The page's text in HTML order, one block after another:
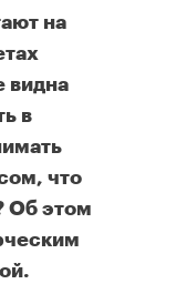
на
видна
в
что
Об этом